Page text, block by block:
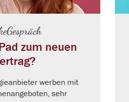
zum neuen
werben mit
sehr